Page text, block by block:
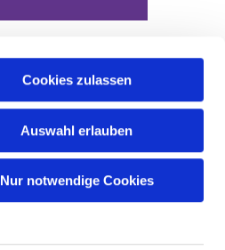
Cookies zulassen
Auswahl erlauben
Nur notwendige Cookies